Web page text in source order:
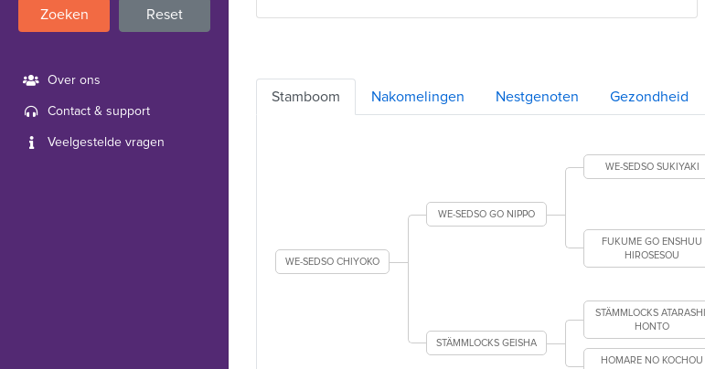
Zoeken Reset
Over ons
Contact & support
Veelgestelde vragen
Stamboom Nakomelingen Nestgenoten Gezondheid
WE-SEDSO CHIYOKO
WE-SEDSO GO NIPPO
WE-SEDSO SUKIYAKI
FUKUME GO ENSHUU
HIROSESOU
STÄMMLOCKS GEISHA
STÄMMLOCKS ATARASHII
HONTO
HOMARE NO KOCHOU